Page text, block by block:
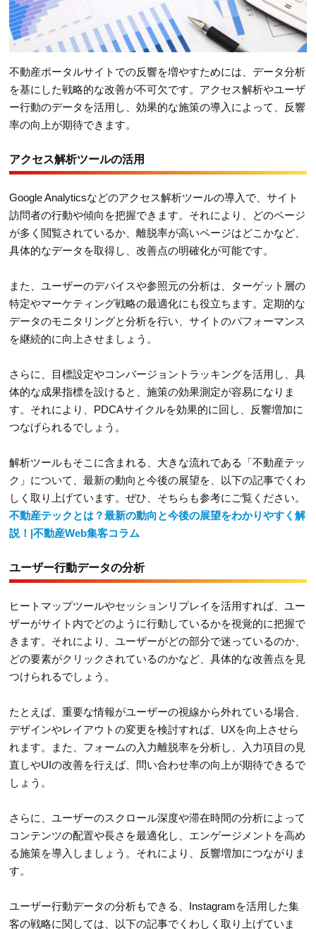
不動産ポータルサイトでの反響を増やすためには、データ分析
を基にした戦略的な改善が不可欠です。アクセス解析やユーザ
ー行動のデータを活用し、効果的な施策の導入によって、反響
率の向上が期待できます。
アクセス解析ツールの活用
Google Analyticsなどのアクセス解析ツールの導入で、サイト
訪問者の行動や傾向を把握できます。それにより、どのページ
が多く閲覧されているか、離脱率が高いページはどこかなど、
具体的なデータを取得し、改善点の明確化が可能です。
また、ユーザーのデバイスや参照元の分析は、ターゲット層の
特定やマーケティング戦略の最適化にも役立ちます。定期的な
データのモニタリングと分析を行い、サイトのパフォーマンス
を継続的に向上させましょう。
さらに、目標設定やコンバージョントラッキングを活用し、具
体的な成果指標を設けると、施策の効果測定が容易になりま
す。それにより、PDCAサイクルを効果的に回し、反響増加に
つなげられるでしょう。
解析ツールもそこに含まれる、大きな流れである「不動産テッ
ク」について、最新の動向と今後の展望を、以下の記事でくわ
しく取り上げています。ぜひ、そちらも参考にご覧ください。
不動産テックとは？最新の動向と今後の展望をわかりやすく解
説！|不動産Web集客コラム
ユーザー行動データの分析
ヒートマップツールやセッションリプレイを活用すれば、ユー
ザーがサイト内でどのように行動しているかを視覚的に把握で
きます。それにより、ユーザーがどの部分で迷っているのか、
どの要素がクリックされているのかなど、具体的な改善点を見
つけられるでしょう。
たとえば、重要な情報がユーザーの視線から外れている場合、
デザインやレイアウトの変更を検討すれば、UXを向上させら
れます。また、フォームの入力離脱率を分析し、入力項目の見
直しやUIの改善を行えば、問い合わせ率の向上が期待できるで
しょう。
さらに、ユーザーのスクロール深度や滞在時間の分析によって
コンテンツの配置や長さを最適化し、エンゲージメントを高め
る施策を導入しましょう。それにより、反響増加につながりま
す。
ユーザー行動データの分析もできる、Instagramを活用した集
客の戦略に関しては、以下の記事でくわしく取り上げていま